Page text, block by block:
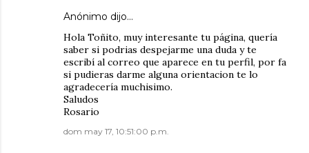
Anónimo dijo…
Hola Toñito, muy interesante tu página, quería
saber si podrias despejarme una duda y te
escribí al correo que aparece en tu perfil, por fa
si pudieras darme alguna orientacion te lo
agradecería muchisimo.
Saludos
Rosario
dom may 17, 10:51:00 p.m.